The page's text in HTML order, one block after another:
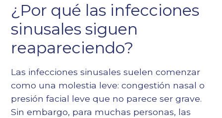
¿Por qué las infecciones
sinusales siguen
reapareciendo?
Las infecciones sinusales suelen comenzar
como una molestia leve: congestión nasal o
presión facial leve que no parece ser grave.
Sin embargo, para muchas personas, las
Título 3
Epígrafe 4